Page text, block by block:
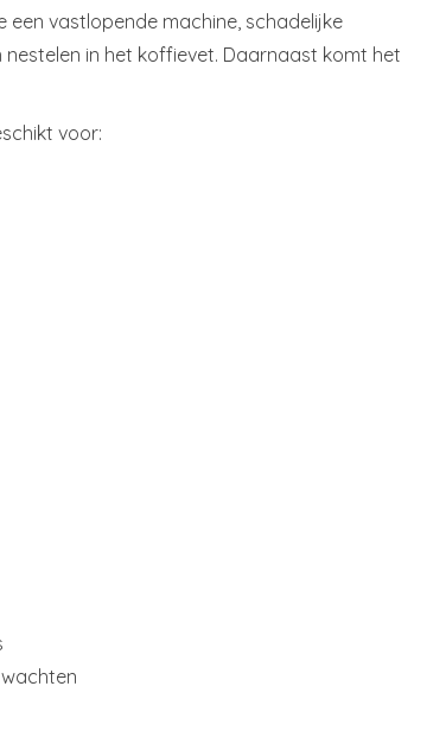
vastlopende machine, schadelijke
in het koffievet. Daarnaast komt het
voor: